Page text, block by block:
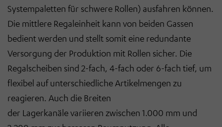
Systempaletten für schwere Rollen) ausfahren können.
Die mittlere Regaleinheit kann von beiden Gassen
bedient werden und stellt somit eine redundante
Versorgung der Produktion mit Rollen sicher. Die
Regalscheiben sind 2-fach, 4-fach oder 6-fach tief, um
flexibel auf unterschiedliche Artikelmengen zu
reagieren. Auch die Breiten
der Lagerkanäle variieren zwischen 1.000 mm und